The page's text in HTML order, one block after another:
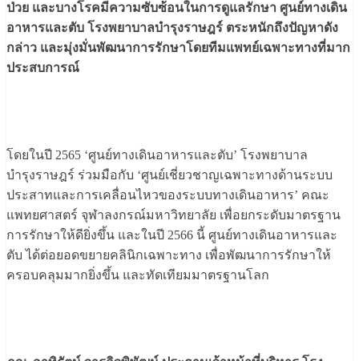
ป่วย และบางโรคมีความซับซ้อนในการดูแลรักษา ศูนย์ทางเดิน
อาหารและตับ โรงพยาบาลบำรุงราษฎร์ ตระหนักถึงปัญหาดัง
กล่าว และมุ่งมั่นพัฒนาการรักษาโดยทีมแพทย์เฉพาะทางที่มาก
ประสบการณ์
โดยในปี 2565 ‘ศูนย์ทางเดินอาหารและตับ’ โรงพยาบาล
บำรุงราษฎร์ ร่วมมือกับ ‘ศูนย์เชี่ยวชาญเฉพาะทางด้านระบบ
ประสาทและการเคลื่อนไหวของระบบทางเดินอาหาร’ คณะ
แพทยศาสตร์ จุฬาลงกรณ์มหาวิทยาลัย เพื่อยกระดับมาตรฐาน
การรักษาให้ดียิ่งขึ้น และในปี 2566 นี้ ศูนย์ทางเดินอาหารและ
ตับ ได้ต่อยอดขยายคลินิกเฉพาะทาง เพื่อพัฒนาการรักษาให้
ครอบคลุมมากยิ่งขึ้น และทัดเทียมมาตรฐานโลก